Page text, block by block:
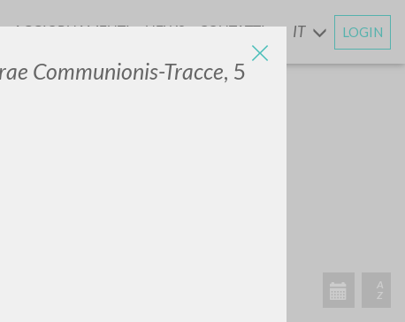
Communionis-Tracce, 5
AGGIORNAMENTIENEWS CONTATTI IT LOGIN
A
Z